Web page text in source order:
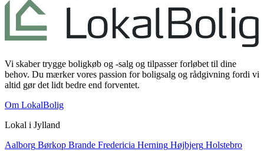
Vi skaber trygge boligkøb og -salg og tilpasser forløbet til dine
behov. Du mærker vores passion for boligsalg og rådgivning fordi vi
altid gør det lidt bedre end forventet.
Om LokalBolig
Lokal i Jylland
Aalborg Børkop Brande Fredericia Herning Højbjerg Holstebro